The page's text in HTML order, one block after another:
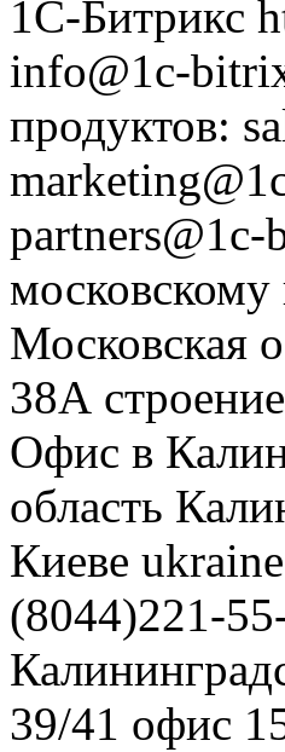
1С-Битрикс
info@1c-
продуктов:
московскому
Московская
38А
Офис в
область
Киеве
(8044)221-
39/41 офис